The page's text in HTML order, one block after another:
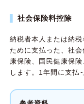
社会保険料控除
納税者本人または納
ために支払った、社
康保険、国民健康保
します。1年間に支払